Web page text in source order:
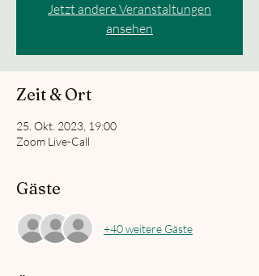
Jetzt andere Veranstaltungen
ansehen
Zeit & Ort
25. Okt. 2023, 19:00
Zoom Live-Call
Gäste
+40 weitere Gäste